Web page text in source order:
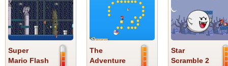
Super
Mario Flash
The
Adventure
Star
Scramble 2